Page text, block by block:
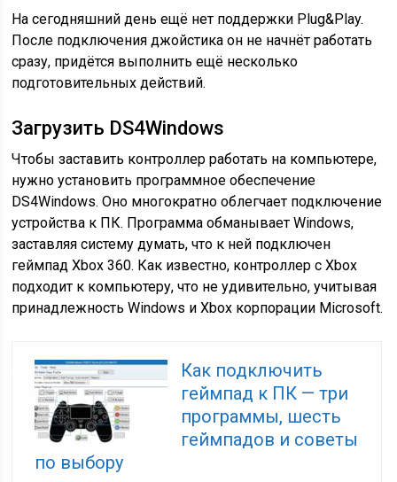
На сегодняшний день ещё нет поддержки Plug&Play.
После подключения джойстика он не начнёт работать
сразу, придётся выполнить ещё несколько
подготовительных действий.
Загрузить DS4Windows
Чтобы заставить контроллер работать на компьютере,
нужно установить программное обеспечение
DS4Windows. Оно многократно облегчает подключение
устройства к ПК. Программа обманывает Windows,
заставляя систему думать, что к ней подключен
геймпад Xbox 360. Как известно, контроллер с Xbox
подходит к компьютеру, что не удивительно, учитывая
принадлежность Windows и Xbox корпорации Microsoft.
Как подключить
геймпад к ПК — три
программы, шесть
геймпадов и советы
по выбору